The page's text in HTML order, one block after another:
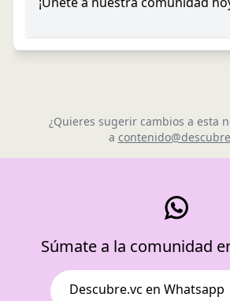
¿Quieres sugerir cambios a esta
a
Súmate a la comunidad
Descubre.vc en Whatsapp